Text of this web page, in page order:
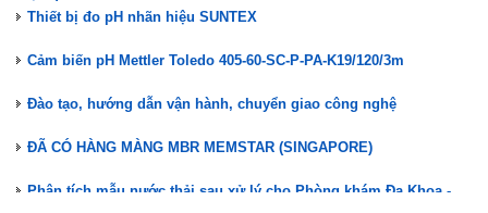
Thiết bị đo pH nhãn hiệu SUNTEX
Cảm biến pH Mettler Toledo 405-60-SC-P-PA-K19/120/3m
Đào tạo, hướng dẫn vận hành, chuyển giao công nghệ
ĐÃ CÓ HÀNG MÀNG MBR MEMSTAR (SINGAPORE)
Phân tích mẫu nước thải sau xử lý cho Phòng khám Đa Khoa -